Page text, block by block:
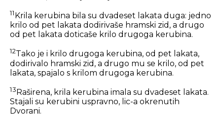
11 Krila kerubina bila su dvadeset lakata duga: jedno
krilo od pet lakata dodirivaše hramski zid, a drugo
od pet lakata doticaše krilo drugoga kerubina.
12Tako je i krilo drugoga kerubina, od pet lakata,
dodirivalo hramski zid, a drugo mu se krilo, od pet
lakata, spajalo s krilom drugoga kerubina.
13Raširena, krila kerubina imala su dvadeset lakata.
Stajali su kerubini uspravno, lic-a okrenutih
Dvorani.